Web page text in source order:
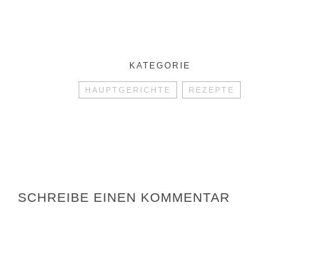
KATEGORIE
HAUPTGERICHTE REZEPTE
SCHREIBE EINEN KOMMENTAR